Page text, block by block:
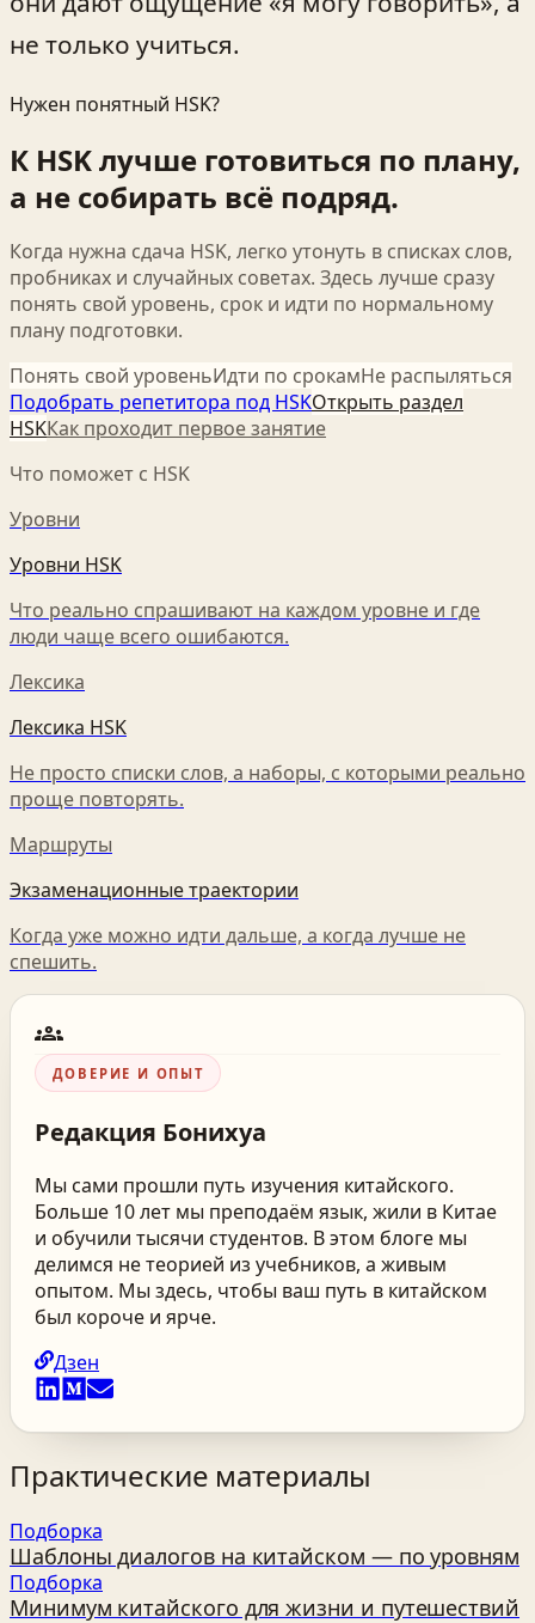
не только учиться.
Нужен понятный HSK?
К HSK лучше готовиться по плану,
а не собирать всё подряд.
Когда нужна сдача HSK, легко утонуть в списках слов,
пробниках и случайных советах. Здесь лучше сразу
понять свой уровень, срок и идти по нормальному
плану подготовки.
Понять свой уровеньИдти по срокамНе распыляться
Подобрать репетитора под HSKОткрыть раздел
HSKКак проходит первое занятие
Что поможет с HSK
Уровни
Уровни HSK
Что реально спрашивают на каждом уровне и где
люди чаще всего ошибаются.
Лексика
Лексика HSK
Не просто списки слов, а наборы, с которыми реально
проще повторять.
Маршруты
Экзаменационные траектории
Когда уже можно идти дальше, а когда лучше не
спешить.
groups
ДОВЕРИЕ И ОПЫТ
Редакция Бонихуа
Мы сами прошли путь изучения китайского.
Больше 10 лет мы преподаём язык, жили в Китае
и обучили тысячи студентов. В этом блоге мы
делимся не теорией из учебников, а живым
опытом. Мы здесь, чтобы ваш путь в китайском
был короче и ярче.
Дзен
Практические материалы
Подборка
Шаблоны диалогов на китайском — по уровням
Подборка
Минимум китайского для жизни и путешествий